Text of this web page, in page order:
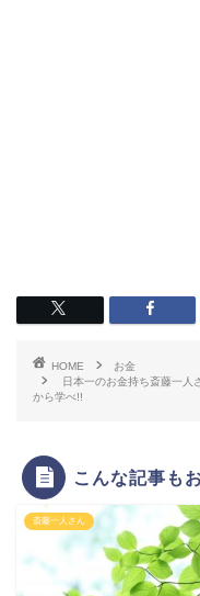
HOME
お金
日本一のお金持ち斎藤一人
から学べ!!
こんな記事も
斎藤一人さん